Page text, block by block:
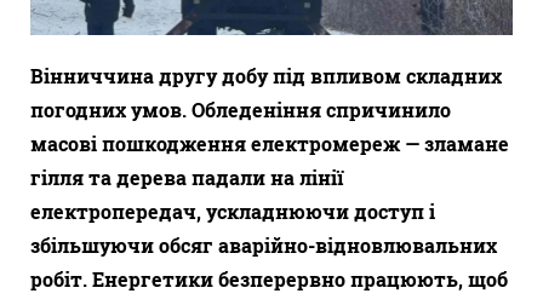
Вінниччина другу добу під впливом складних
погодних умов. Обледеніння спричинило
масові пошкодження електромереж — зламане
гілля та дерева падали на лінії
електропередач, ускладнюючи доступ і
збільшуючи обсяг аварійно-відновлювальних
робіт. Енергетики безперервно працюють, щоб